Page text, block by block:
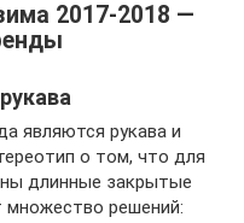
2017-2018 —
являются рукава и
о том, что для
длинные закрытые
множество решений: